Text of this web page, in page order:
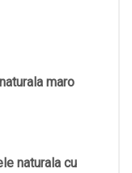
maro
naturala cu